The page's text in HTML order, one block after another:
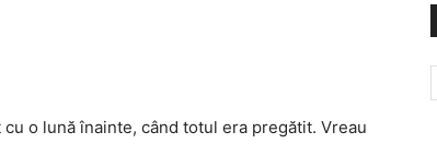
o lună înainte, când totul era pregătit. Vreau